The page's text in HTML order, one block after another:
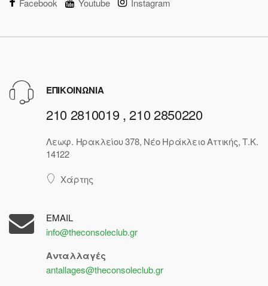
ΕΠΙΚΟΙΝΩΝΙΑ
210 2810019 , 210 2850220
Λεωφ. Ηρακλείου 378, Νέο Ηράκλειο Αττικής, Τ.Κ.
14122
Χάρτης
EMAIL
info@theconsoleclub.gr
Ανταλλαγές
antallages@theconsoleclub.gr